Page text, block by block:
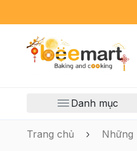
Danh mục
Trang chủ Những